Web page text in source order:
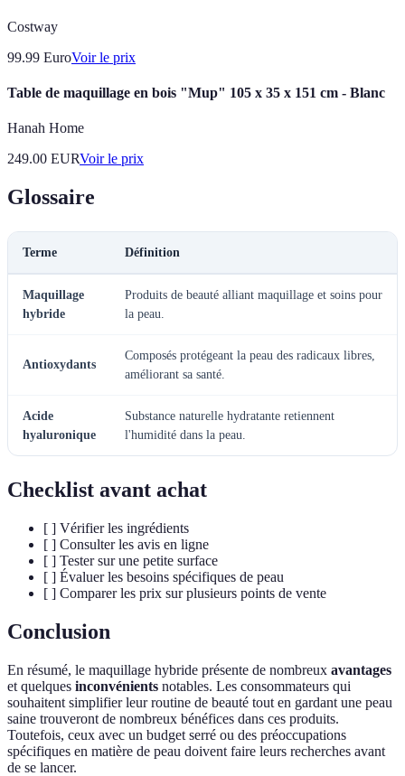
Costway
99.99 EuroVoir le prix
Table de maquillage en bois "Mup" 105 x 35 x 151 cm - Blanc
Hanah Home
249.00 EURVoir le prix
Glossaire
Terme Définition
Maquillage
hybride
Produits de beauté alliant maquillage et soins pour
la peau.
Antioxydants
Composés protégeant la peau des radicaux libres,
améliorant sa santé.
Acide
hyaluronique
Substance naturelle hydratante retiennent
l'humidité dans la peau.
Checklist avant achat
[ ] Vérifier les ingrédients
[ ] Consulter les avis en ligne
[ ] Tester sur une petite surface
[ ] Évaluer les besoins spécifiques de peau
[ ] Comparer les prix sur plusieurs points de vente
Conclusion
En résumé, le maquillage hybride présente de nombreux avantages
et quelques inconvénients notables. Les consommateurs qui
souhaitent simplifier leur routine de beauté tout en gardant une peau
saine trouveront de nombreux bénéfices dans ces produits.
Toutefois, ceux avec un budget serré ou des préoccupations
spécifiques en matière de peau doivent faire leurs recherches avant
de se lancer.